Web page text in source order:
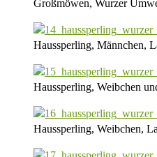
Großmöwen, Wurzer
Haussperling, Männchen,
Haussperling, Weibchen
Haussperling, Weibchen,